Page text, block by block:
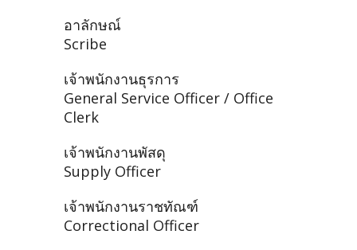
อาลักษณ์
Scribe
เจ้าพนักงานธุรการ
General Service Officer / Office
Clerk
เจ้าพนักงานพัสดุ
Supply Officer
เจ้าพนักงานราชทัณฑ์
Correctional Officer